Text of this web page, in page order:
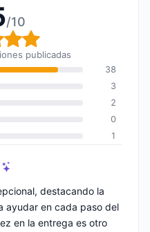
/10
global: 9,5
publicadas
38
3
2
0
1
destacando la
ayudar en cada paso del
en la entrega es otro